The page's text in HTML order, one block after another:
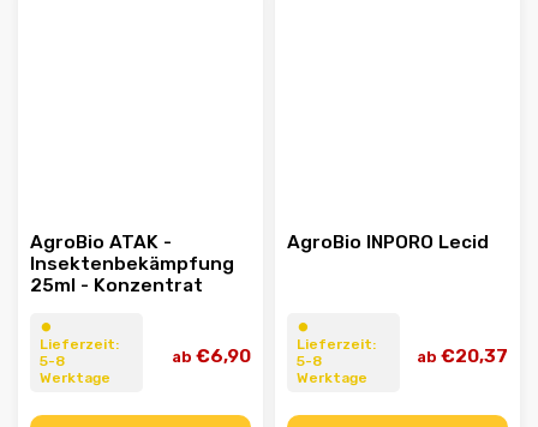
AgroBio ATAK -
Insektenbekämpfung
25ml - Konzentrat
⏺︎
Lieferzeit:
5-8
Werktage
ab €6,90
AgroBio INPORO Lecid
⏺︎
Lieferzeit:
5-8
Werktage
ab €20,37